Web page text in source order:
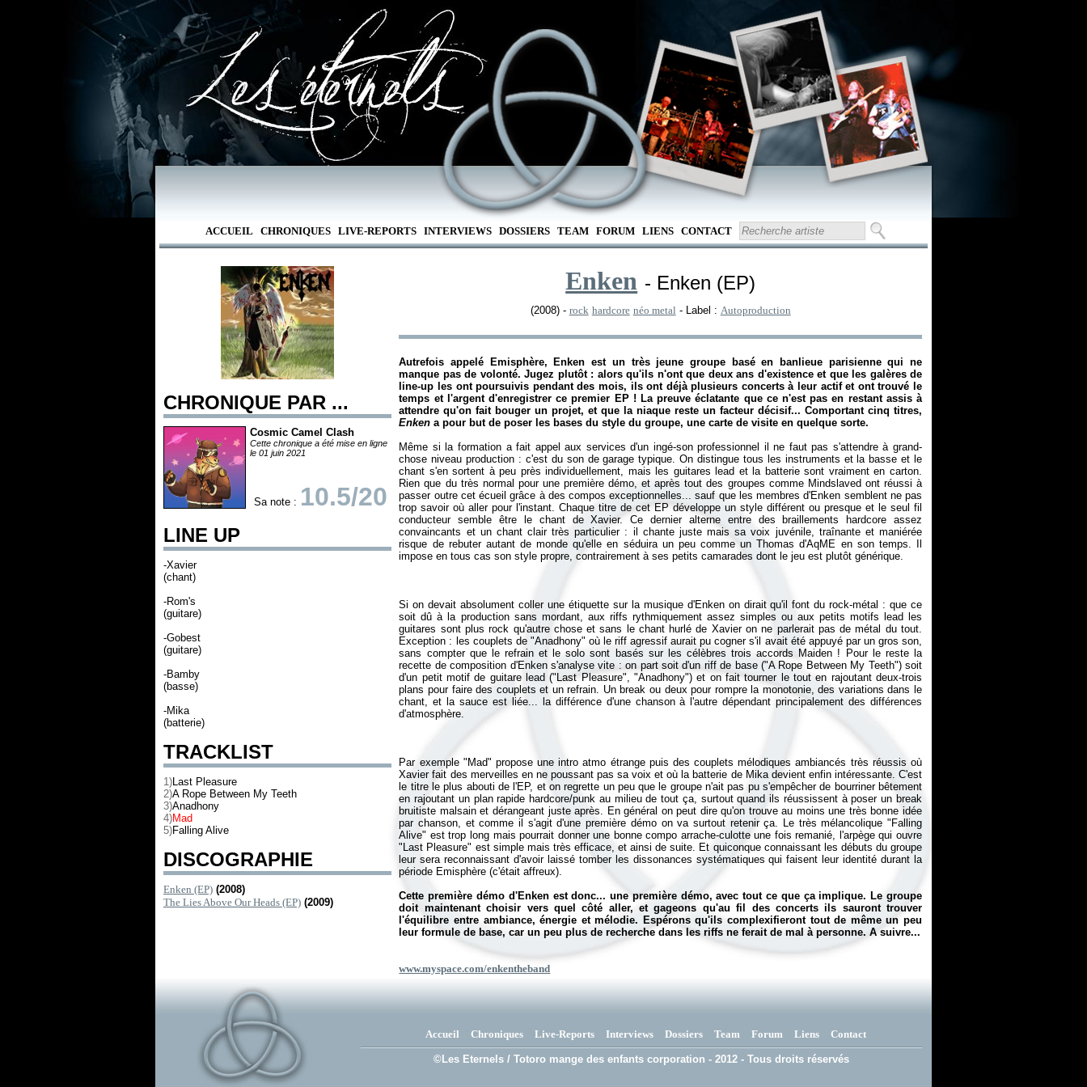
ACCUEIL CHRONIQUES LIVE-REPORTS INTERVIEWS DOSSIERS TEAM FORUM LIENS CONTACT
CHRONIQUE PAR ...
Cosmic Camel Clash
Cette chronique a été mise en ligne
le 01 juin 2021
Sa note : 10.5/20
LINE UP
-Xavier
(chant)
-Rom's
(guitare)
-Gobest
(guitare)
-Bamby
(basse)
-Mika
(batterie)
TRACKLIST
1)Last Pleasure
2)A Rope Between My Teeth
3)Anadhony
4)Mad
5)Falling Alive
DISCOGRAPHIE
Enken (EP) (2008)
The Lies Above Our Heads (EP) (2009)
Enken - Enken (EP)
(2008) - rock hardcore néo metal - Label : Autoproduction
Autrefois appelé Emisphère, Enken est un très jeune groupe basé en banlieue parisienne qui ne
manque pas de volonté. Jugez plutôt : alors qu'ils n'ont que deux ans d'existence et que les galères de
line-up les ont poursuivis pendant des mois, ils ont déjà plusieurs concerts à leur actif et ont trouvé le
temps et l'argent d'enregistrer ce premier EP ! La preuve éclatante que ce n'est pas en restant assis à
attendre qu'on fait bouger un projet, et que la niaque reste un facteur décisif... Comportant cinq titres,
Enken a pour but de poser les bases du style du groupe, une carte de visite en quelque sorte.
Même si la formation a fait appel aux services d'un ingé-son professionnel il ne faut pas s'attendre à grand-
chose niveau production : c'est du son de garage typique. On distingue tous les instruments et la basse et le
chant s'en sortent à peu près individuellement, mais les guitares lead et la batterie sont vraiment en carton.
Rien que du très normal pour une première démo, et après tout des groupes comme Mindslaved ont réussi à
passer outre cet écueil grâce à des compos exceptionnelles... sauf que les membres d'Enken semblent ne pas
trop savoir où aller pour l'instant. Chaque titre de cet EP développe un style différent ou presque et le seul fil
conducteur semble être le chant de Xavier. Ce dernier alterne entre des braillements hardcore assez
convaincants et un chant clair très particulier : il chante juste mais sa voix juvénile, traînante et maniérée
risque de rebuter autant de monde qu'elle en séduira un peu comme un Thomas d'AqME en son temps. Il
Si on devait absolument coller une étiquette sur la musique d'Enken on dirait qu'il font du rock-métal : que ce
soit dû à la production sans mordant, aux riffs rythmiquement assez simples ou aux petits motifs lead les
guitares sont plus rock qu'autre chose et sans le chant hurlé de Xavier on ne parlerait pas de métal du tout.
Exception : les couplets de "Anadhony" où le riff agressif aurait pu cogner s'il avait été appuyé par un gros son,
sans compter que le refrain et le solo sont basés sur les célèbres trois accords Maiden ! Pour le reste la
recette de composition d'Enken s'analyse vite : on part soit d'un riff de base ("A Rope Between My Teeth") soit
d'un petit motif de guitare lead ("Last Pleasure", "Anadhony") et on fait tourner le tout en rajoutant deux-trois
plans pour faire des couplets et un refrain. Un break ou deux pour rompre la monotonie, des variations dans le
chant, et la sauce est liée... la différence d'une chanson à l'autre dépendant principalement des différences
Par exemple "Mad" propose une intro atmo étrange puis des couplets mélodiques ambiancés très réussis où
Xavier fait des merveilles en ne poussant pas sa voix et où la batterie de Mika devient enfin intéressante. C'est
le titre le plus abouti de l'EP, et on regrette un peu que le groupe n'ait pas pu s'empêcher de bourriner bêtement
en rajoutant un plan rapide hardcore/punk au milieu de tout ça, surtout quand ils réussissent à poser un break
bruitiste malsain et dérangeant juste après. En général on peut dire qu'on trouve au moins une très bonne idée
par chanson, et comme il s'agit d'une première démo on va surtout retenir ça. Le très mélancolique "Falling
Alive" est trop long mais pourrait donner une bonne compo arrache-culotte une fois remanié, l'arpège qui ouvre
"Last Pleasure" est simple mais très efficace, et ainsi de suite. Et quiconque connaissant les débuts du groupe
leur sera reconnaissant d'avoir laissé tomber les dissonances systématiques qui faisent leur identité durant la
période Emisphère (c'était affreux).
Cette première démo d'Enken est donc... une première démo, avec tout ce que ça implique. Le groupe
doit maintenant choisir vers quel côté aller, et gageons qu'au fil des concerts ils sauront trouver
l'équilibre entre ambiance, énergie et mélodie. Espérons qu'ils complexifieront tout de même un peu
leur formule de base, car un peu plus de recherche dans les riffs ne ferait de mal à personne. A suivre...
www.myspace.com/enkentheband
Accueil Chroniques Live-Reports Interviews Dossiers Team Forum Liens Contact
©Les Eternels / Totoro mange des enfants corporation - 2012 - Tous droits réservés